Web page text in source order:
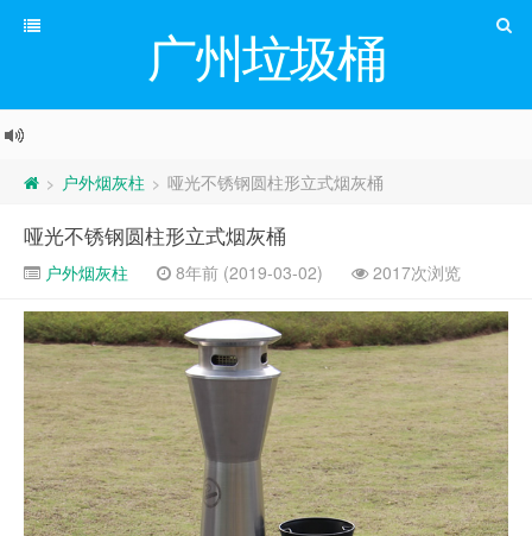
广州垃圾桶
> 户外烟灰柱 > 哑光不锈钢圆柱形立式烟灰桶
哑光不锈钢圆柱形立式烟灰桶
户外烟灰柱 8年前 (2019-03-02) 2017次浏览